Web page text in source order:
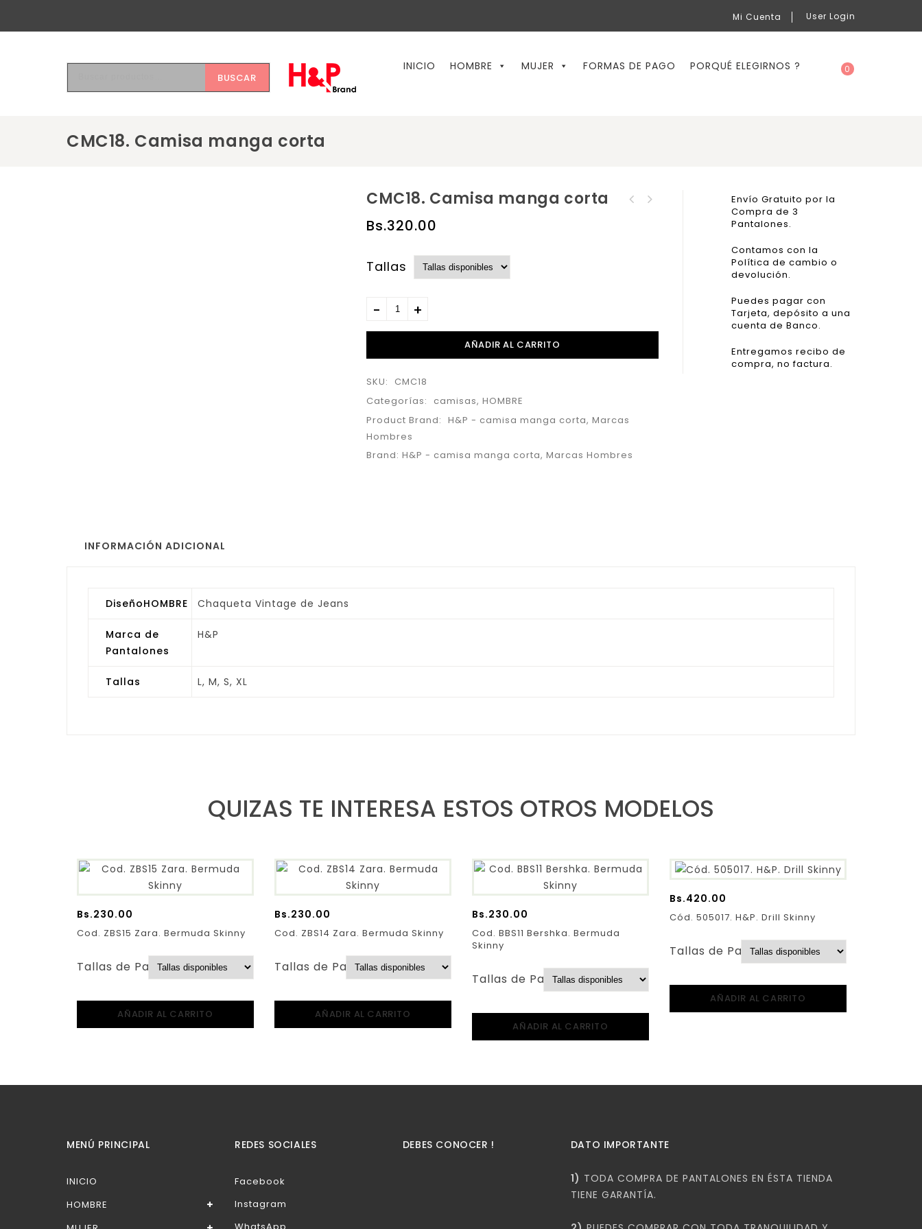
Mi Cuenta User Login
BUSCAR
0
INICIO HOMBRE MUJER FORMAS DE PAGO PORQUÉ ELEGIRNOS ?
CMC18. Camisa manga corta
CMC18. Camisa manga corta
Bs.320.00
Tallas
AÑADIR AL CARRITO
SKU:
CMC18
Categorías:
camisas, HOMBRE
Product Brand: H&P - camisa manga corta, Marcas
Hombres
Brand: H&P - camisa manga corta, Marcas Hombres
Envío Gratuito por la
Compra de 3
Pantalones.
Contamos con la
Política de cambio o
devolución.
Puedes pagar con
Tarjeta, depósito a una
cuenta de Banco.
Entregamos recibo de
compra, no factura.
INFORMACIÓN ADICIONAL
DiseñoHOMBRE Chaqueta Vintage de Jeans
Marca de
Pantalones
H&P
Tallas L, M, S, XL
QUIZAS TE INTERESA ESTOS OTROS MODELOS
Bs.230.00
Cod. ZBS15 Zara. Bermuda Skinny
Tallas de Pantalones:
AÑADIR AL CARRITO
Bs.230.00
Cod. ZBS14 Zara. Bermuda Skinny
Tallas de Pantalones:
AÑADIR AL CARRITO
Bs.230.00
Cod. BBS11 Bershka. Bermuda
Skinny
Tallas de Pantalones:
AÑADIR AL CARRITO
Bs.420.00
Cód. 505017. H&P. Drill Skinny
Tallas de Pantalones:
AÑADIR AL CARRITO
MENÚ PRINCIPAL
INICIO
HOMBRE
REDES SOCIALES
Facebook
Instagram
DEBES CONOCER ! DATO IMPORTANTE
1) TODA COMPRA DE PANTALONES EN ÉSTA TIENDA
TIENE GARANTÍA.